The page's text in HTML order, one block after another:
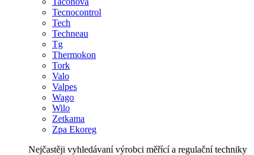
Tecnocontrol
Tech
Techneau
Tg
Thermokon
Tork
Valo
Valpes
Wago
Wilo
Zetkama
Zpa Ekoreg
Nejčastěji vyhledávaní výrobci měřící a regulační techniky